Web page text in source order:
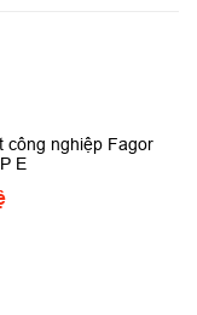
công nghiệp Fagor
E